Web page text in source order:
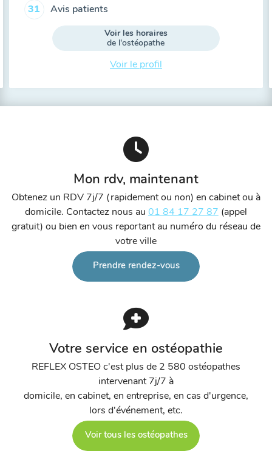
31 Avis patients
Voir les horaires
de l'ostéopathe
Voir le profil
Mon rdv, maintenant
Obtenez un RDV 7j/7 (rapidement ou non) en cabinet ou à
domicile. Contactez nous au 01 84 17 27 87 (appel
gratuit) ou bien en vous reportant au numéro du réseau de
votre ville
Prendre rendez-vous
Votre service en ostéopathie
REFLEX OSTEO c'est plus de 2 580 ostéopathes
intervenant 7j/7 à
domicile, en cabinet, en entreprise, en cas d'urgence,
lors d'événement, etc.
Voir tous les ostéopathes